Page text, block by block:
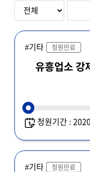
#기타 청원만료
유흥업소 강
청원기간 :
#기타 청원만료